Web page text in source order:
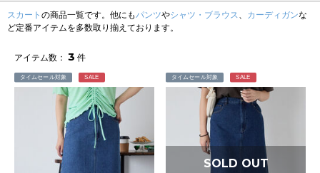
スカート の商品一覧です。他にもパンツやシャツ・ブラウス、 カーディガンな
ど定番アイテムを多数取り揃えております。
アイテム数： 3 件
タイムセール対象 SALE タイムセール対象 SALE
SOLD OUT